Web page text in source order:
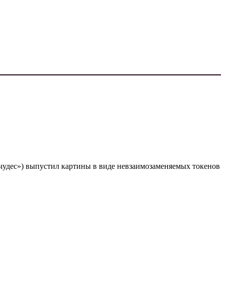
выпустил картины в виде невзаимозаменяемых токенов